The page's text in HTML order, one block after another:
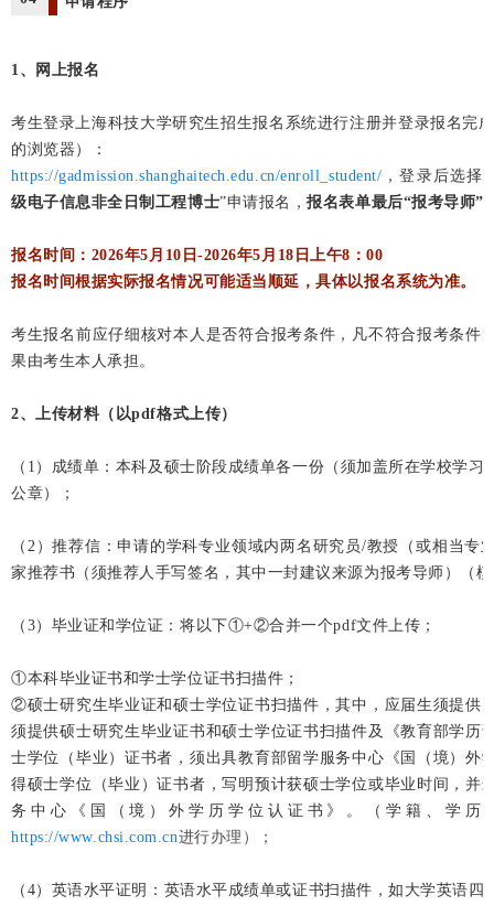
1、网上报名
考生登录上海科技大学研究生招生报名系统进行注册并登录报名完
的浏览器）：
https://gadmission.shanghaitech.edu.cn/enroll_student/ ，登录后选
级电子信息非全日制工程博士”申请报名，报名表单最后“报考导师”
报名时间： 2026年5月10日-2026年5月18日上午8：00
报名时间根据实际报名情况可能适当顺延，具体以报名系统为准。
考生报名前应仔细核对本人是否符合报考条件，凡不符合报考条件
果由考生本人承担。
2、上传材料（以pdf格式上传）
（1）成绩单：本科及硕士阶段成绩单各一份（须加盖所在学校学
公章）；
（2）推荐信：申请的学科专业领域内两名研究员/教授（或相当专
家推荐书（须推荐人手写签名，其中一封建议来源为报考导师）（
（3）毕业证和学位证：将以下①+②合并一个pdf文件上传；
①本科毕业证书和学士学位证书扫描件；
②硕士研究生毕业证和硕士学位证书扫描件，其中，应届生须提供
须提供硕士研究生毕业证书和硕士学位证书扫描件及《教育部学历
士学位（毕业）证书者，须出具教育部留学服务中心《国（境）外
得硕士学位（毕业）证书者，写明预计获硕士学位或毕业时间，并
务中心《国（境）外学历学位认证书》。（学籍、学历
https://www.chsi.com.cn进行办理）；
（4）英语水平证明：英语水平成绩单或证书扫描件，如大学英语